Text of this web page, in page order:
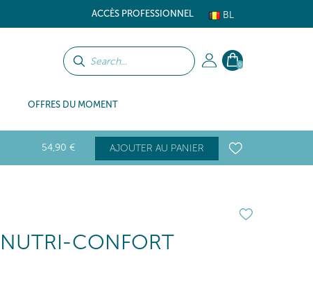
BL
ACCÈS PROFESSIONNEL
0
OFFRES DU MOMENT
54,90 € AJOUTER AU PANIER
CONFORT